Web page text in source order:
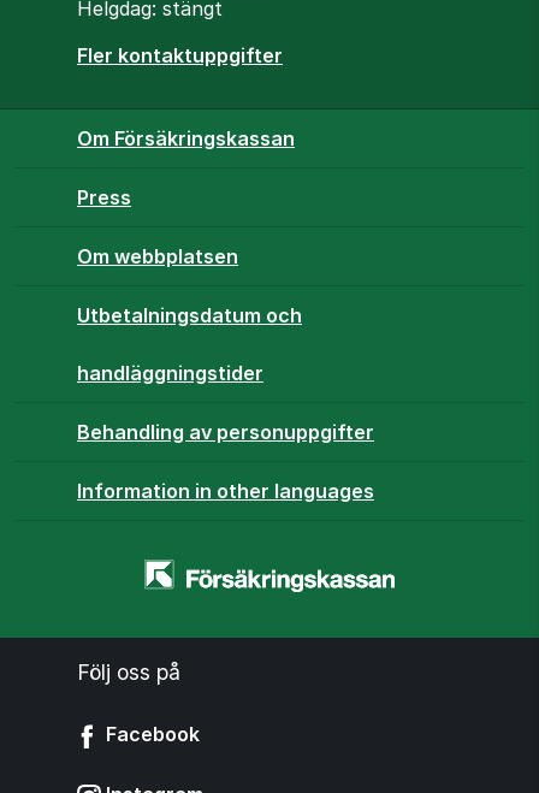
Helgdag: stängt
Fler kontaktuppgifter
Om Försäkringskassan
Press
Om webbplatsen
Utbetalningsdatum och
handläggningstider
Behandling av personuppgifter
Information in other languages
Startsidan
Följ oss på
Facebook